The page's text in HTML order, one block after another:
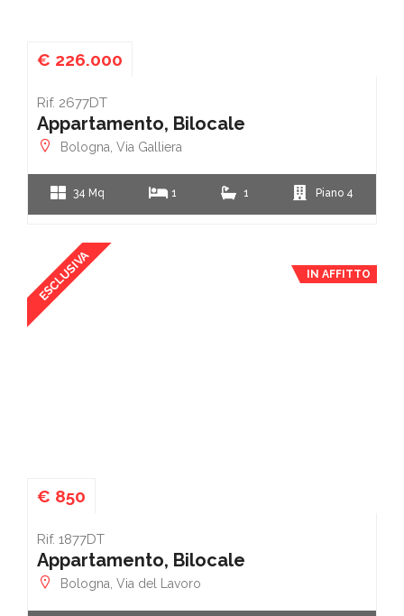
€ 226.000
Rif. 2677DT
Appartamento, Bilocale
Bologna, Via Galliera
34 Mq 1 1 Piano 4
ESCLUSIVA IN AFFITTO
€ 850
Rif. 1877DT
Appartamento, Bilocale
Bologna, Via del Lavoro